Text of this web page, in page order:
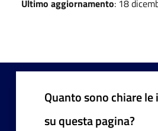
Ultimo aggiornamento: 18
Quanto sono chiare
su questa pagina?